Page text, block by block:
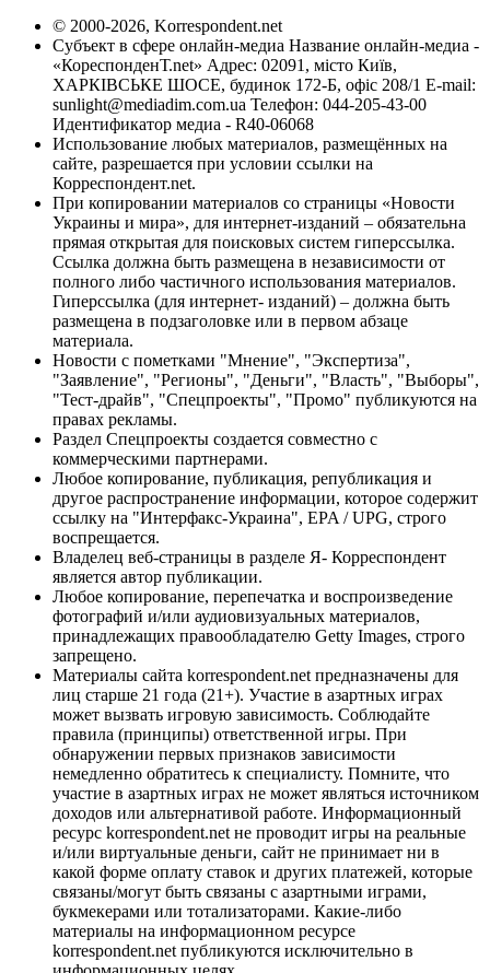
© 2000-2026, Korrespondent.net
Субъект в сфере онлайн-медиа Название онлайн-медиа -
«КореспонденТ.net» Адрес: 02091, місто Київ,
ХАРКІВСЬКЕ ШОСЕ, будинок 172-Б, офіс 208/1 E-mail:
sunlight@mediadim.com.ua Телефон: 044-205-43-00
Идентификатор медиа - R40-06068
Использование любых материалов, размещённых на
сайте, разрешается при условии ссылки на
Корреспондент.net.
При копировании материалов со страницы «Новости
Украины и мира», для интернет-изданий – обязательна
прямая открытая для поисковых систем гиперссылка.
Ссылка должна быть размещена в независимости от
полного либо частичного использования материалов.
Гиперссылка (для интернет- изданий) – должна быть
размещена в подзаголовке или в первом абзаце
материала.
Новости с пометками "Мнение", "Экспертиза",
"Заявление", "Регионы", "Деньги", "Власть", "Выборы",
"Тест-драйв", "Спецпроекты", "Промо" публикуются на
правах рекламы.
Раздел Спецпроекты создается совместно с
коммерческими партнерами.
Любое копирование, публикация, републикация и
другое распространение информации, которое содержит
ссылку на "Интерфакс-Украина", EPA / UPG, строго
воспрещается.
Владелец веб-страницы в разделе Я- Корреспондент
является автор публикации.
Любое копирование, перепечатка и воспроизведение
фотографий и/или аудиовизуальных материалов,
принадлежащих правообладателю Getty Images, строго
запрещено.
Материалы сайта korrespondent.net предназначены для
лиц старше 21 года (21+). Участие в азартных играх
может вызвать игровую зависимость. Соблюдайте
правила (принципы) ответственной игры. При
обнаружении первых признаков зависимости
немедленно обратитесь к специалисту. Помните, что
участие в азартных играх не может являться источником
доходов или альтернативой работе. Информационный
ресурс korrespondent.net не проводит игры на реальные
и/или виртуальные деньги, сайт не принимает ни в
какой форме оплату ставок и других платежей, которые
связаны/могут быть связаны с азартными играми,
букмекерами или тотализаторами. Какие-либо
материалы на информационном ресурсе
korrespondent.net публикуются исключительно в